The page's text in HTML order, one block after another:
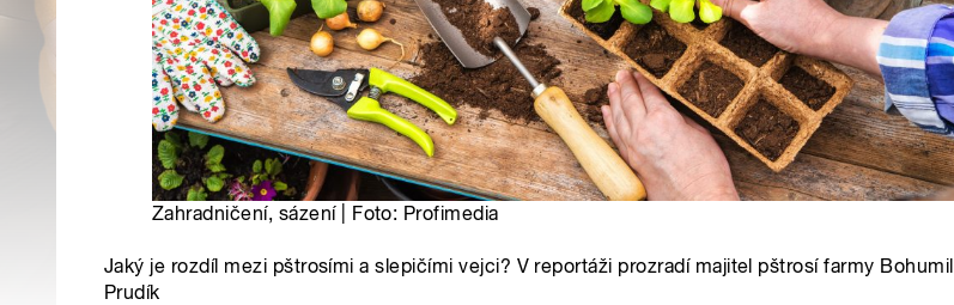
Zahradničení, sázení | Foto: Profimedia
Jaký je rozdíl mezi pštrosími a slepičími vejci? V reportáži prozradí majitel pštrosí farmy Bohumil
Prudík